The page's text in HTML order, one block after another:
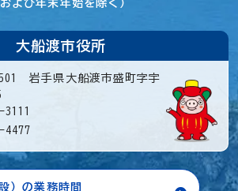
よび年末年始を除く）
大船渡市役所
岩手県大船渡市盛町字宇
4477
）の業務時間